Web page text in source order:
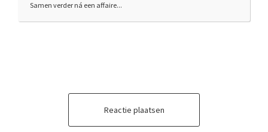
Samen verder ná een affaire...
Reactie plaatsen